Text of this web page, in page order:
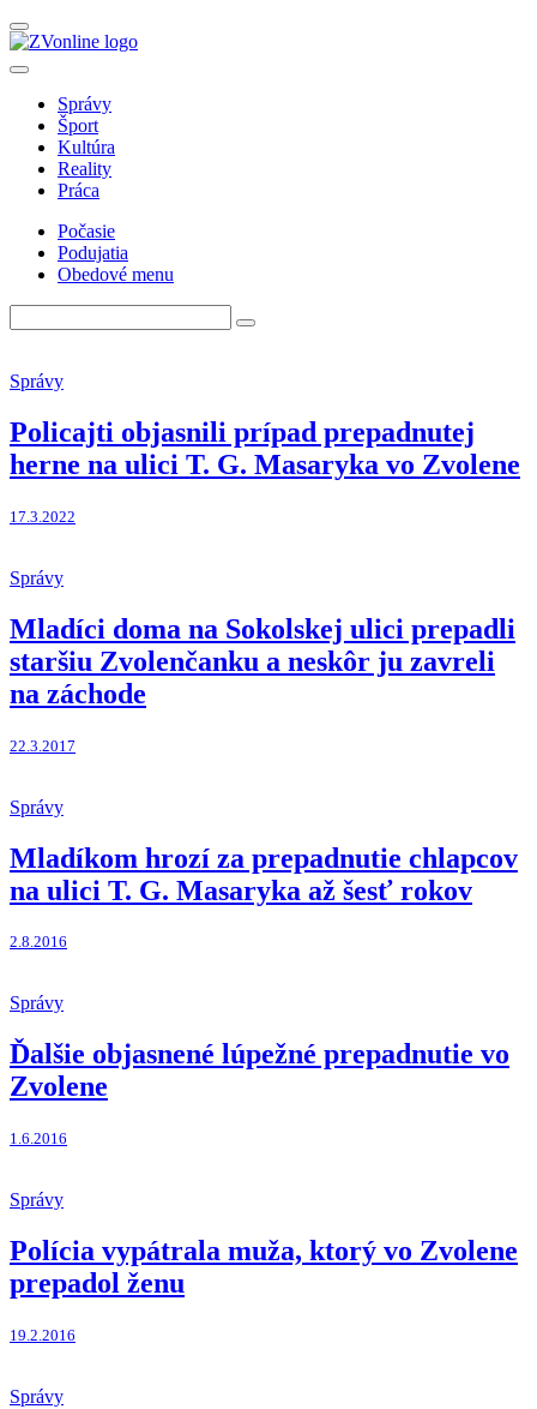
Správy
Šport
Kultúra
Reality
Práca
Počasie
Podujatia
Obedové menu
Správy
Policajti objasnili prípad prepadnutej
herne na ulici T. G. Masaryka vo Zvolene
17.3.2022
Správy
Mladíci doma na Sokolskej ulici prepadli
staršiu Zvolenčanku a neskôr ju zavreli
na záchode
22.3.2017
Správy
Mladíkom hrozí za prepadnutie chlapcov
na ulici T. G. Masaryka až šesť rokov
2.8.2016
Správy
Ďalšie objasnené lúpežné prepadnutie vo
Zvolene
1.6.2016
Správy
Polícia vypátrala muža, ktorý vo Zvolene
prepadol ženu
19.2.2016
Správy